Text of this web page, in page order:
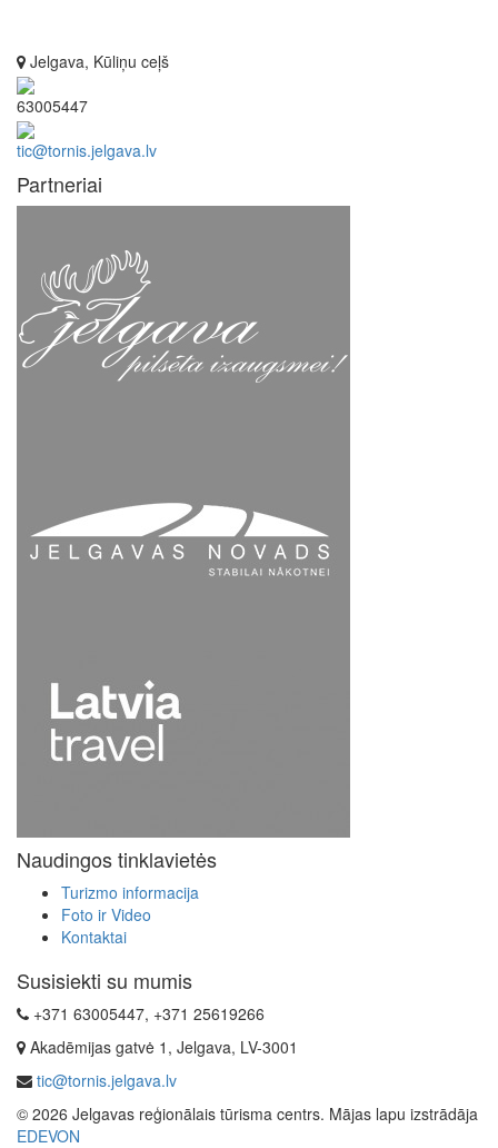
Jelgava, Kūliņu ceļš
63005447
tic@tornis.jelgava.lv
Partneriai
Naudingos tinklavietės
Turizmo informacija
Foto ir Video
Kontaktai
Susisiekti su mumis
+371 63005447, +371 25619266
Akadēmijas gatvė 1, Jelgava, LV-3001
tic@tornis.jelgava.lv
© 2026 Jelgavas reģionālais tūrisma centrs. Mājas lapu izstrādāja
EDEVON